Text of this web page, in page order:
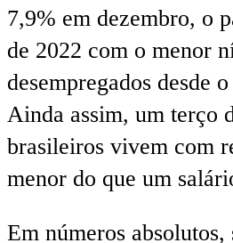
7,9% em dezembro, o
de 2022 com o menor
desempregados desde
Ainda assim, um terço
brasileiros vivem com
menor do que um
Em números absolutos,